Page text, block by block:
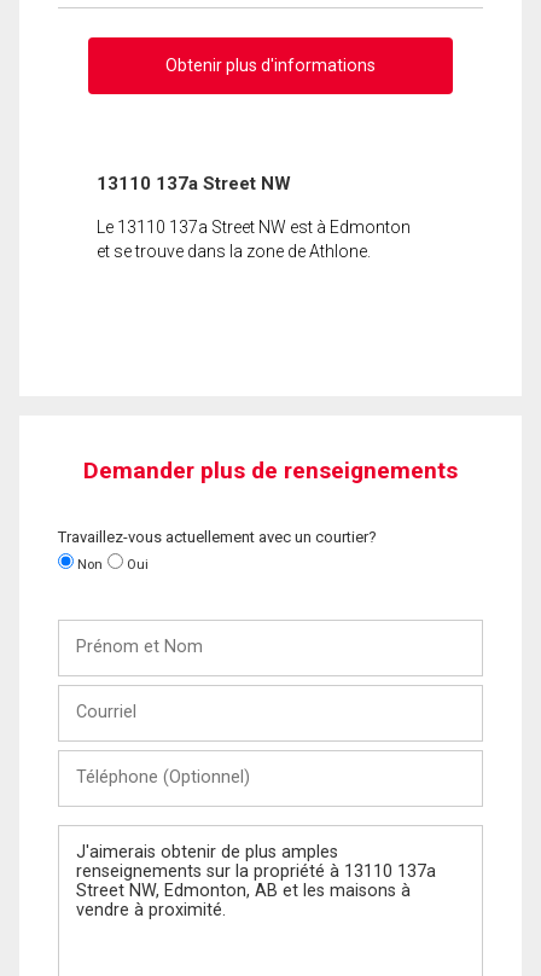
Obtenir plus d'informations
13110 137a Street NW
Le 13110 137a Street NW est à Edmonton
et se trouve dans la zone de Athlone.
Demander plus de renseignements
Travaillez-vous actuellement avec un courtier?
Non Oui
Nom
(Optionnel)
Message